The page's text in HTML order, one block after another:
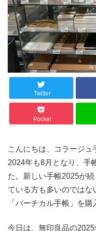
Twitter
Pocket
こんにちは、コラージュ
2024年も8月となり、手
た。新しい手帳2025が
ている方も多いのではな
「バーチカル手帳」を購
今日は、無印良品の2025